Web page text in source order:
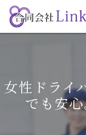
女性ドライ
でも安